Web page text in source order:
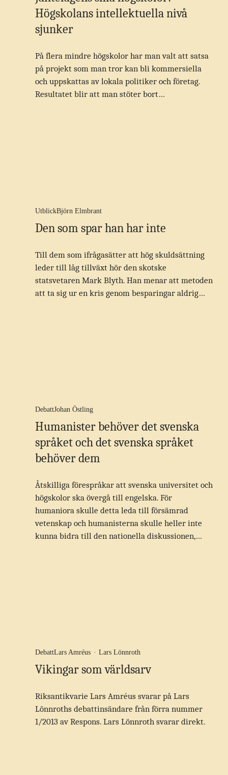
Högskolans intellektuella nivå
sjunker
På flera mindre högskolor har man valt att satsa
på projekt som man tror kan bli kommersiella
och uppskattas av lokala politiker och företag.
Resultatet blir att man stöter bort…
UtblickBjörn Elmbrant
Den som spar han har inte
Till dem som ifrågasätter att hög skuldsättning
leder till låg tillväxt hör den skotske
statsvetaren Mark Blyth. Han menar att metoden
att ta sig ur en kris genom besparingar aldrig…
DebattJohan Östling
Humanister behöver det svenska
språket och det svenska språket
behöver dem
Åtskilliga förespråkar att svenska universitet och
högskolor ska övergå till engelska. För
humaniora skulle detta leda till försämrad
vetenskap och humanisterna skulle heller inte
kunna bidra till den nationella diskussionen,…
DebattLars Amréus · Lars Lönnroth
Vikingar som världsarv
Riksantikvarie Lars Amréus svarar på Lars
Lönnroths debattinsändare från förra nummer
1/2013 av Respons. Lars Lönnroth svarar direkt.